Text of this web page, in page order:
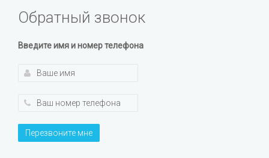
Обратный звонок
Введите имя и номер телефона
Перезвоните мне